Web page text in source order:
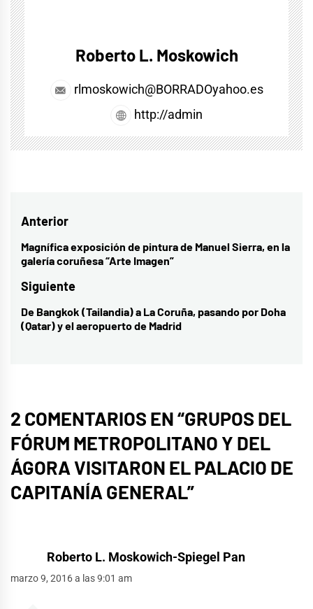
Roberto L. Moskowich
rlmoskowich@BORRADOyahoo.es
http://admin
Navegación
de
entradas
Anterior
Entrada
anterior:
Magnífica exposición de pintura de Manuel Sierra, en la
galería coruñesa “Arte Imagen”
Siguiente
Entrada
siguiente:
De Bangkok (Tailandia) a La Coruña, pasando por Doha
(Qatar) y el aeropuerto de Madrid
2 COMENTARIOS EN “GRUPOS DEL
FÓRUM METROPOLITANO Y DEL
ÁGORA VISITARON EL PALACIO DE
CAPITANÍA GENERAL”
Roberto L. Moskowich-Spiegel Pan
marzo 9, 2016 a las 9:01 am